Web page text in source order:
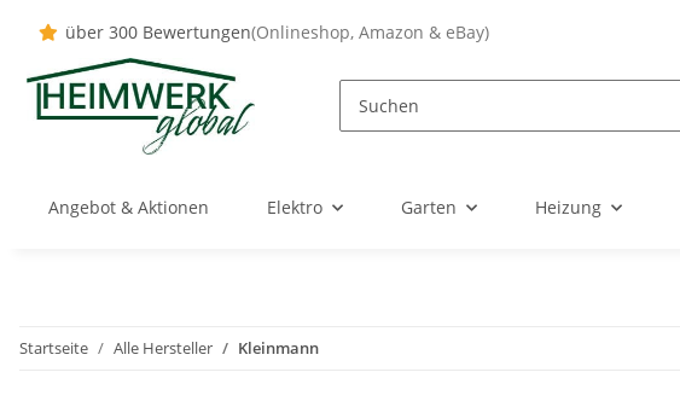
über 300 Bewertungen(Onlineshop, Amazon & eBay)
Angebot & Aktionen Elektro Garten Heizung
Startseite Alle Hersteller Kleinmann